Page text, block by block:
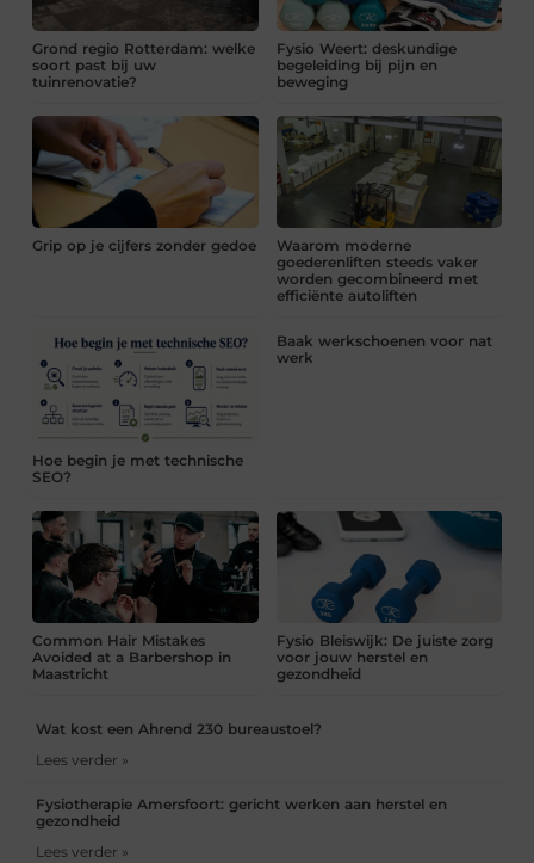
Grond regio Rotterdam: welke
soort past bij uw
tuinrenovatie?
Fysio Weert: deskundige
begeleiding bij pijn en
beweging
Grip op je cijfers zonder gedoe
Waarom moderne
goederenliften steeds vaker
worden gecombineerd met
efficiënte autoliften
Hoe begin je met technische
SEO?
Baak werkschoenen voor nat
werk
Common Hair Mistakes
Avoided at a Barbershop in
Maastricht
Fysio Bleiswijk: De juiste zorg
voor jouw herstel en
gezondheid
Wat kost een Ahrend 230 bureaustoel?
Lees verder »
Fysiotherapie Amersfoort: gericht werken aan herstel en
gezondheid
Lees verder »